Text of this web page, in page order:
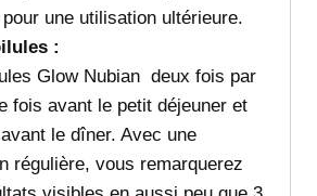
une utilisation ultérieure.
:
Glow Nubian deux fois par
fois avant le petit déjeuner et
le dîner. Avec une
régulière, vous remarquerez